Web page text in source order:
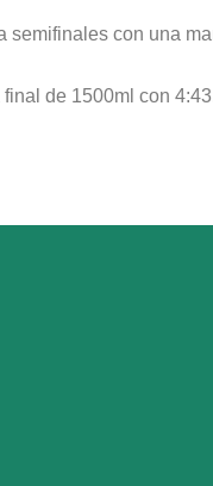
semifinales con una
de 1500ml con